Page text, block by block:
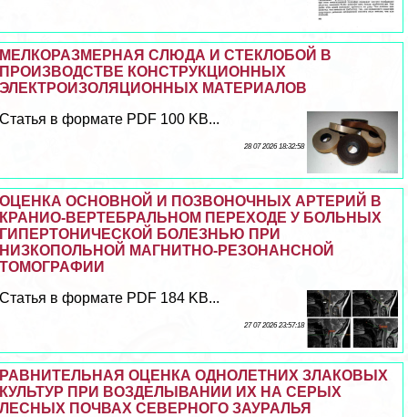
МЕЛКОРАЗМЕРНАЯ СЛЮДА И СТЕКЛОБОЙ В
ПРОИЗВОДСТВЕ КОНСТРУКЦИОННЫХ
ЭЛЕКТРОИЗОЛЯЦИОННЫХ МАТЕРИАЛОВ
Статья в формате PDF 100 KB...
28 07 2026 18:32:58
ОЦЕНКА ОСНОВНОЙ И ПОЗВОНОЧНЫХ АРТЕРИЙ В
КРАНИО-ВЕРТЕБРАЛЬНОМ ПЕРЕХОДЕ У БОЛЬНЫХ
ГИПЕРТОНИЧЕСКОЙ БОЛЕЗНЬЮ ПРИ
НИЗКОПОЛЬНОЙ МАГНИТНО-РЕЗОНАНСНОЙ
ТОМОГРАФИИ
Статья в формате PDF 184 KB...
27 07 2026 23:57:18
РАВНИТЕЛЬНАЯ ОЦЕНКА ОДНОЛЕТНИХ ЗЛАКОВЫХ
КУЛЬТУР ПРИ ВОЗДЕЛЫВАНИИ ИХ НА СЕРЫХ
ЛЕСНЫХ ПОЧВАХ СЕВЕРНОГО ЗАУРАЛЬЯ